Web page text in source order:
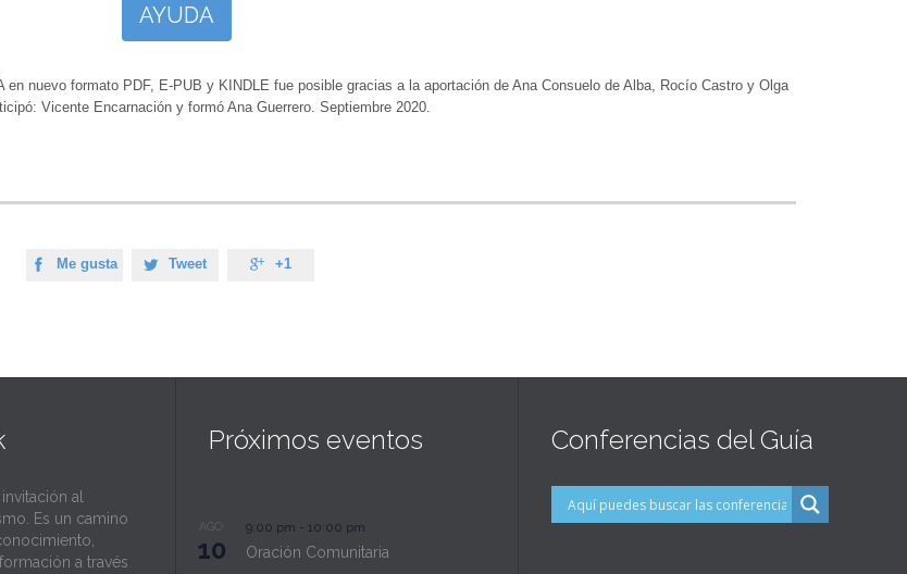
AYUDA
nuevo formato PDF, E-PUB y KINDLE fue posible gracias a la aportación de Ana Consuelo de Alba, Rocío Castro y Olga
Vicente Encarnación y formó Ana Guerrero. Septiembre 2020.
 Me gusta  Tweet  +1
al
Es un camino
a través
Próximos eventos
AGO
10
9:00 pm - 10:00 pm
Oración Comunitaria
Conferencias del Guía